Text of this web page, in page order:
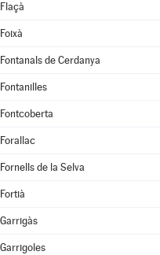
Flaçà
Foixà
Fontanals de Cerdanya
Fontanilles
Fontcoberta
Forallac
Fornells de la Selva
Fortià
Garrigàs
Garrigoles